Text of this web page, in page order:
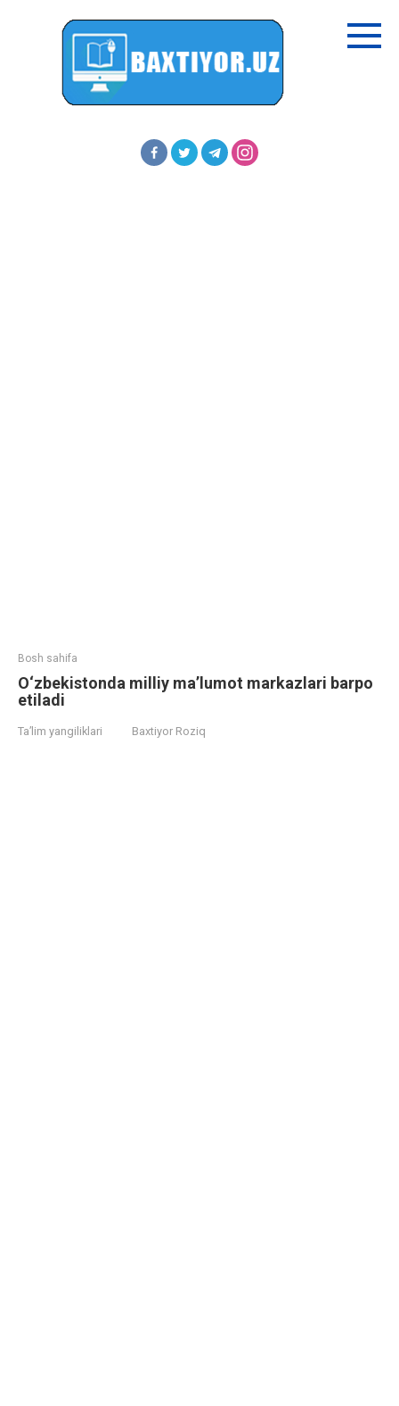
Bosh sahifa
O‘zbekistonda milliy ma’lumot markazlari barpo
etiladi
Ta’lim yangiliklari Baxtiyor Roziq